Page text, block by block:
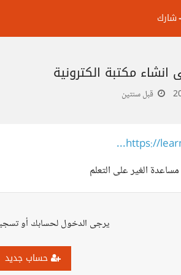
شارك
مكتبة الكترونية
قبل سنتين
https://
الغير على التعلم
يرجى الدخول لحسابك أو
حساب جديد